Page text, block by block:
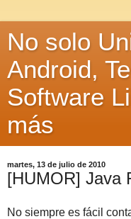
No solo
Android,
Software
más
martes, 13 de julio de 2010
[HUMOR] Java
No siempre es fácil